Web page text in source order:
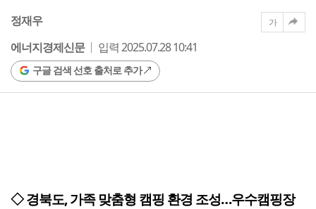
정재우
에너지경제신문
입력 2025.07.28 10:41
구글 검색 선호 출처로 추가
가
◇ 경북도, 가족 맞춤형 캠핑 환경 조성…우수캠핑장